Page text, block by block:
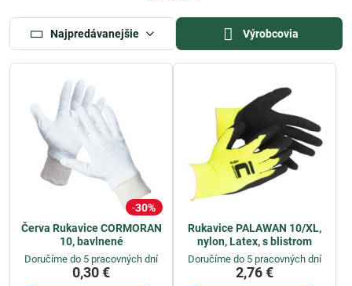
Červa vyvíja svoje produkty tak, aby bolifunkčné, ergonomické a
prispôsobené konkrétnym profesiám
. Vďaka tomu pomáha chrániť
zdravie tisícom pracovníkov po celom svete – od výroby až po
stavebníctvo či logistiku.
Najpredávanejšie Výrobcovia
30%
Červa Rukavice CORMORAN
10, bavlnené
Doručíme do 5 pracovných dní
0,30 €
Rukavice PALAWAN 10/XL,
nylon, Latex, s blistrom
Doručíme do 5 pracovných dní
2,76 €